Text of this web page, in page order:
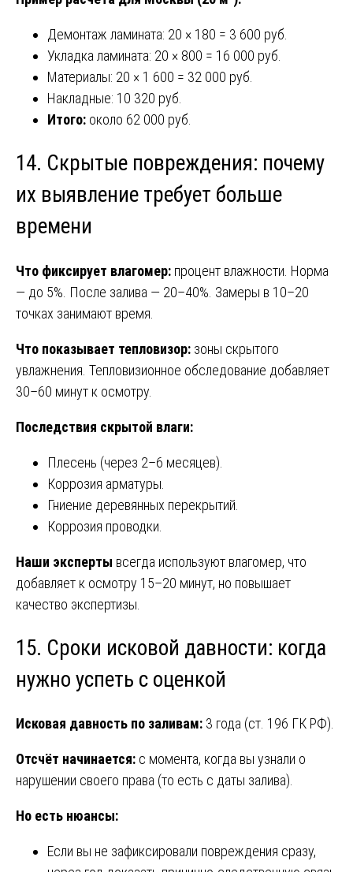
Демонтаж ламината: 20 × 180 = 3 600 руб.
Укладка ламината: 20 × 800 = 16 000 руб.
Материалы: 20 × 1 600 = 32 000 руб.
Накладные: 10 320 руб.
Итого: около 62 000 руб.
14. Скрытые повреждения: почему
их выявление требует больше
времени
Что фиксирует влагомер: процент влажности. Норма
— до 5%. После залива — 20–40%. Замеры в 10–20
точках занимают время.
Что показывает тепловизор: зоны скрытого
увлажнения. Тепловизионное обследование добавляет
30–60 минут к осмотру.
Последствия скрытой влаги:
Плесень (через 2–6 месяцев).
Коррозия арматуры.
Гниение деревянных перекрытий.
Коррозия проводки.
Наши эксперты всегда используют влагомер, что
добавляет к осмотру 15–20 минут, но повышает
качество экспертизы.
15. Сроки исковой давности: когда
нужно успеть с оценкой
Исковая давность по заливам: 3 года (ст. 196 ГК РФ).
Отсчёт начинается: с момента, когда вы узнали о
нарушении своего права (то есть с даты залива).
Но есть нюансы:
Если вы не зафиксировали повреждения сразу,